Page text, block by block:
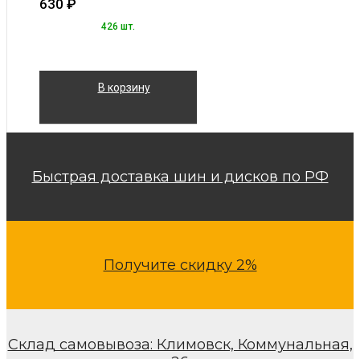
630 ₽
426 шт.
В корзину
Быстрая доставка шин и дисков по РФ
Получите скидку 2%
Склад самовывоза: Климовск, Коммунальная,